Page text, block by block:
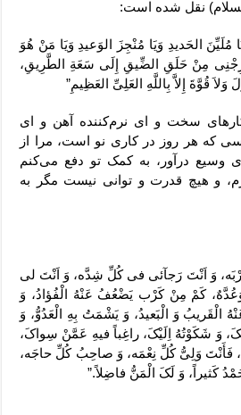
نقل شده است:
مُلَیِّنَ الحَدیدِ وَیَا مُنْجِزَ الوَعیدِ وَیَا مَنْ هُوَ
مِنْ حَلَقِ الضِّیقِ إِلَی سَعَةِ الطَّرِیقِ،
قُوَّةَ إِلاَّ بِاللَّهِ العَلِیِّ العَظِیمِ”
کارهای سخت و ای نرم‌کننده آهن و ای
که هر روز در کاری نو است، مرا از
وسیع درآور، به کمک تو دفع می‌کنم
و هیچ قدرت و توانی نیست مگر به
وَ اَنْتَ رَجآئى فى کُلِّ شِدَّه، وَ اَنْتَ لى
کَمْ مِنْ کَرْب یَضْعُفُ عَنْهُ الْفُؤادُ، وَ
الْقَریبُ وَ الْبَعیدُ، وَ یَشْمَتُ بِهِ الْعَدُوُّ، وَ
بِکَ، وَ شَکَوْتُهُ اِلَیْکَ، راغِباً فیهِ عَمَّنْ سِواکَ،
فَأَنْتَ وَلِىُّ کُلِّ نِعْمَه، وَ صاحِبُ کُلِّ حاجَه،
کَثیراً، وَ لَکَ الْمَنُّ فاضِلاً.”